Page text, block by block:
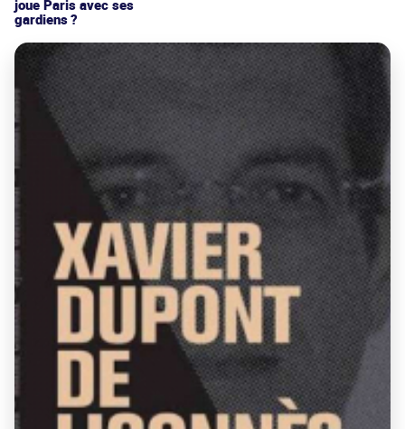
joue Paris avec ses
gardiens ?